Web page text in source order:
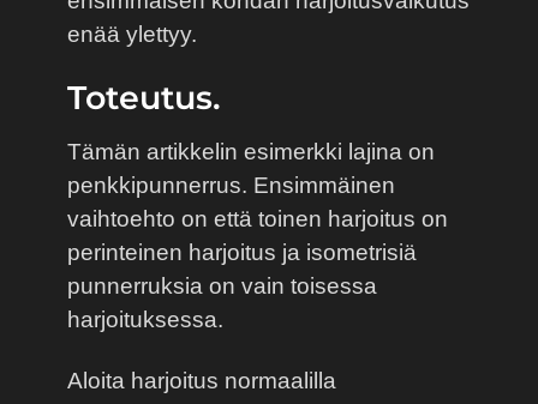
enää ylettyy.
Toteutus.
Tämän artikkelin esimerkki lajina on
penkkipunnerrus. Ensimmäinen
vaihtoehto on että toinen harjoitus on
perinteinen harjoitus ja isometrisiä
punnerruksia on vain toisessa
harjoituksessa.
Aloita harjoitus normaalilla